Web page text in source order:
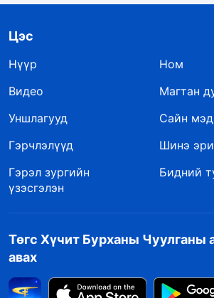
Цэс
Нүүр
Ном
Видео
Магтан
Уншлагууд
Сайн
Гэрчлэлүүд
Шинэ
Гэрэл зургийн
үзэсгэлэн
Бидний
Төгс Хүчит Бурханы Чуулганы
авах